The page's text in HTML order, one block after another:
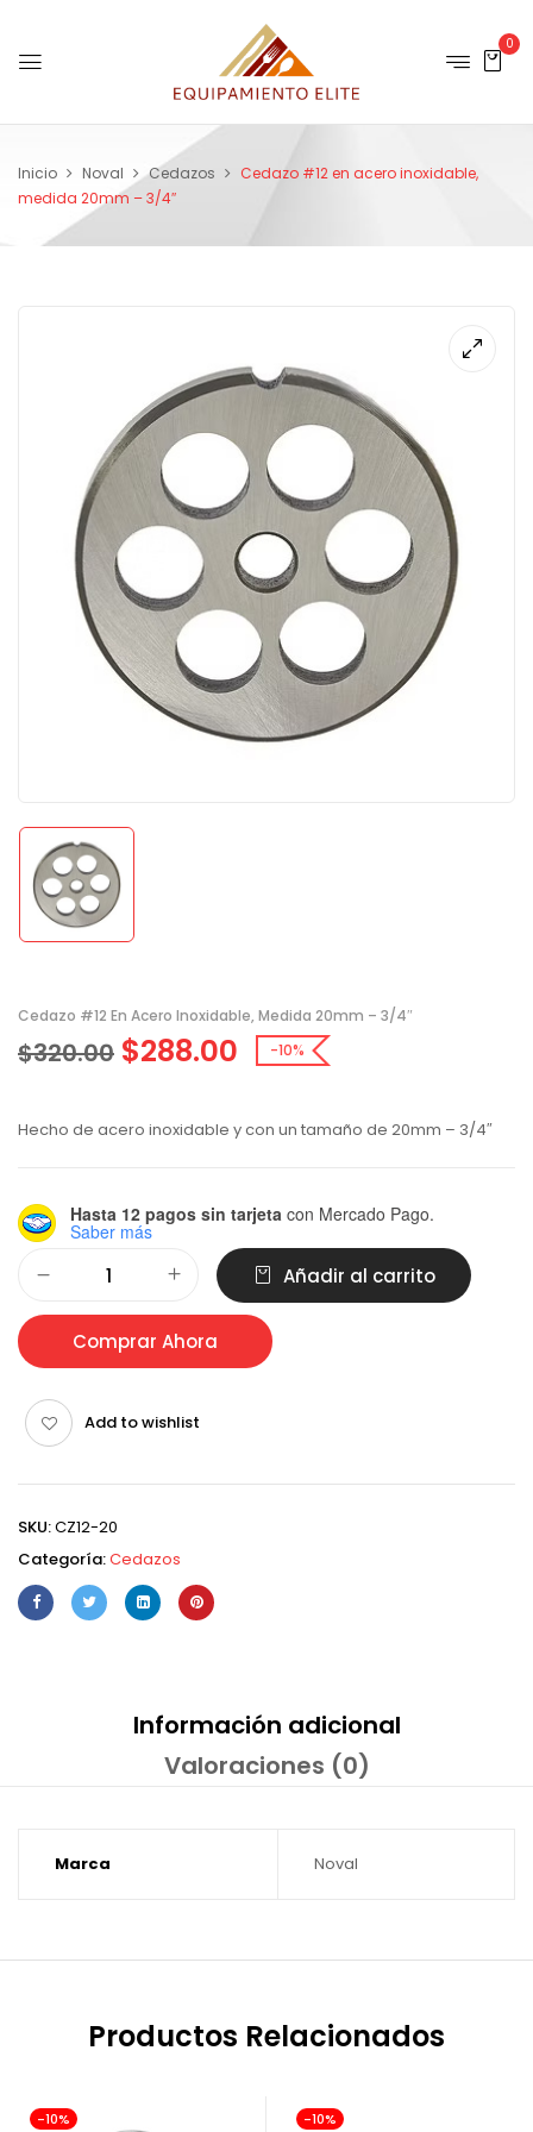
0
Inicio Noval Cedazos
Cedazo #12 en acero inoxidable,
medida 20mm – 3/4″
Cedazo #12 En Acero Inoxidable, Medida 20mm – 3/4″
$320.00 $288.00 -10%
Hecho de acero inoxidable y con un tamaño de 20mm – 3/4″
Hasta 12 pagos sin tarjeta con Mercado Pago.
Saber más
Añadir al carrito
Comprar Ahora
Add to wishlist
SKU:CZ12-20
Categoría:Cedazos
Información adicional
Valoraciones (0)
Marca Noval
Productos Relacionados
-10% -10%